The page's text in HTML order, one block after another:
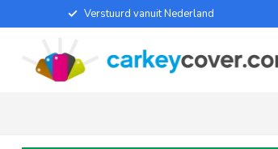
Verstuurd vanuit Nederland